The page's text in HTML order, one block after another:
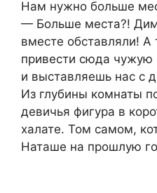
Нам нужно больше
— Больше места?!
вместе обставляли! А
привести сюда
и выставляешь нас с
Из глубины комнаты
девичья фигура в
халате. Том самом,
Наташе на прошлую